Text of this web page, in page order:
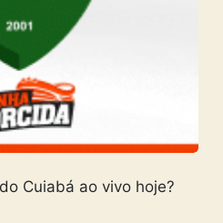
Cuiabá ao vivo hoje?